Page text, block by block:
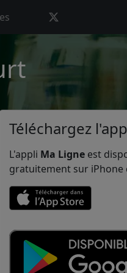
Téléchargez
L'appli Ma Ligne est
gratuitement sur iPhone